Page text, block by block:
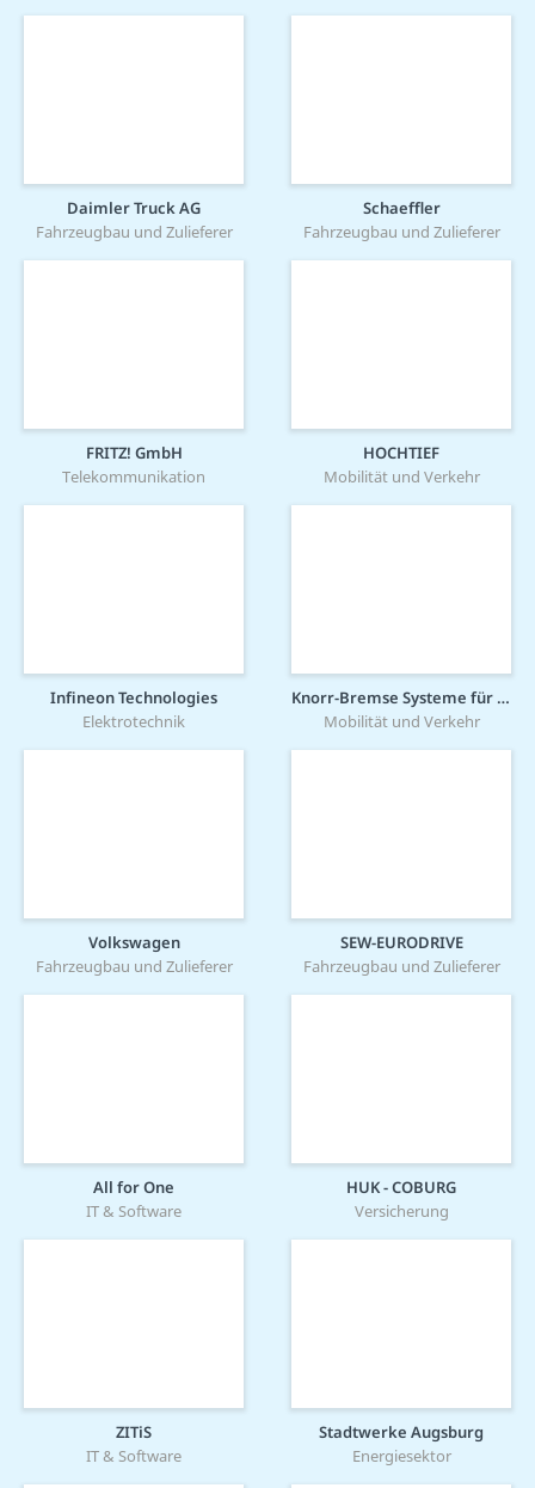
Daimler Truck AG
Fahrzeugbau und Zulieferer
Schaeffler
Fahrzeugbau und Zulieferer
FRITZ! GmbH
Telekommunikation
HOCHTIEF
Mobilität und Verkehr
Infineon Technologies
Elektrotechnik
Knorr-Bremse Systeme für Schienenfahrzeuge GmbH
Mobilität und Verkehr
Volkswagen
Fahrzeugbau und Zulieferer
SEW-EURODRIVE
Fahrzeugbau und Zulieferer
All for One
IT & Software
HUK - COBURG
Versicherung
ZITiS
IT & Software
Stadtwerke Augsburg
Energiesektor